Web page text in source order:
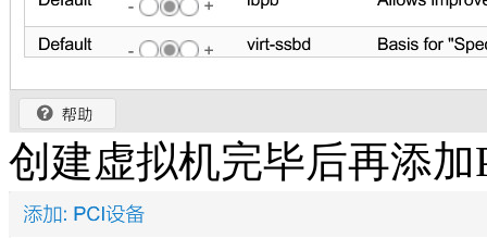
创建虚拟机完毕后再添